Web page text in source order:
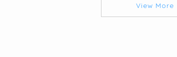
View More